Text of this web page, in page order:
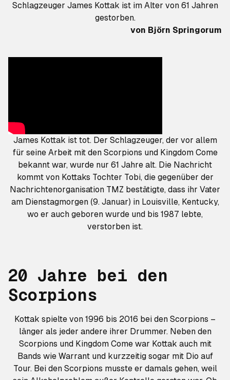
Schlagzeuger James Kottak ist im Alter von 61 Jahren
gestorben.
von Björn Springorum
James Kottak ist tot. Der Schlagzeuger, der vor allem
für seine Arbeit mit den Scorpions und Kingdom Come
bekannt war, wurde nur 61 Jahre alt. Die Nachricht
kommt von Kottaks Tochter Tobi, die gegenüber der
Nachrichtenorganisation TMZ bestätigte, dass ihr Vater
am Dienstagmorgen (9. Januar) in Louisville, Kentucky,
wo er auch geboren wurde und bis 1987 lebte,
verstorben ist.
20 Jahre bei den
Scorpions
Kottak spielte von 1996 bis 2016 bei den Scorpions –
länger als jeder andere ihrer Drummer. Neben den
Scorpions und Kingdom Come war Kottak auch mit
Bands wie Warrant und kurzzeitig sogar mit Dio auf
Tour. Bei den Scorpions musste er damals gehen, weil